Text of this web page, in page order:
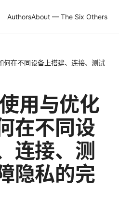
AuthorsAbout — The Six Others
在不同设备上搭建、连接、测试
用与优化
在不同设
连接、测
隐私的完